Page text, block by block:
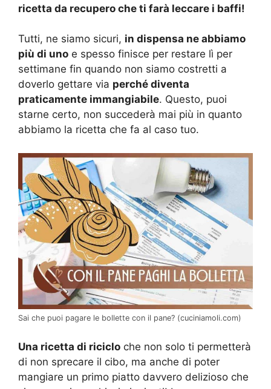
ricetta da recupero che ti farà leccare i baffi!
Tutti, ne siamo sicuri, in dispensa ne abbiamo
più di uno e spesso finisce per restare lì per
settimane fin quando non siamo costretti a
doverlo gettare via perché diventa
praticamente immangiabile. Questo, puoi
starne certo, non succederà mai più in quanto
abbiamo la ricetta che fa al caso tuo.
Sai che puoi pagare le bollette con il pane? (cuciniamoli.com)
Una ricetta di riciclo che non solo ti permetterà
di non sprecare il cibo, ma anche di poter
mangiare un primo piatto davvero delizioso che